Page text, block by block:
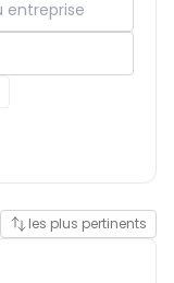
les plus pertinents